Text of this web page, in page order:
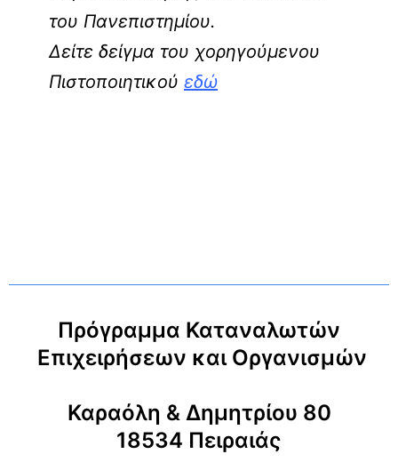
του Πανεπιστημίου.
Δείτε δείγμα του χορηγούμενου
Πιστοποιητικού εδώ
Πρόγραμμα Καταναλωτών
Επιχειρήσεων και Οργανισμών
Καραόλη & Δημητρίου 80
18534 Πειραιάς